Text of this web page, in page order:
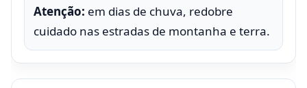
Atenção: em dias de chuva, redobre
cuidado nas estradas de montanha e terra.